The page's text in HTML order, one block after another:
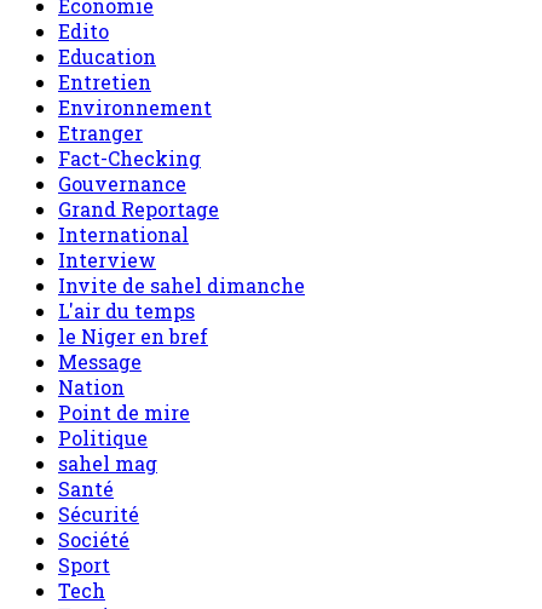
Economie
Edito
Education
Entretien
Environnement
Etranger
Fact-Checking
Gouvernance
Grand Reportage
International
Interview
Invite de sahel dimanche
L'air du temps
le Niger en bref
Message
Nation
Point de mire
Politique
sahel mag
Santé
Sécurité
Société
Sport
Tech